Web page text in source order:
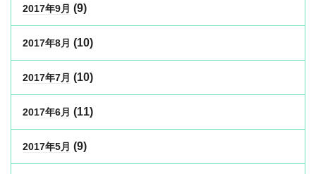
2017年9月 (9)
2017年8月 (10)
2017年7月 (10)
2017年6月 (11)
2017年5月 (9)